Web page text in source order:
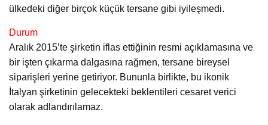
ülkedeki diğer birçok küçük tersane gibi iyileşmedi.
Durum
Aralık 2015’te şirketin iflas ettiğinin resmi açıklamasına ve
bir işten çıkarma dalgasına rağmen, tersane bireysel
siparişleri yerine getiriyor. Bununla birlikte, bu ikonik
İtalyan şirketinin gelecekteki beklentileri cesaret verici
olarak adlandırılamaz.